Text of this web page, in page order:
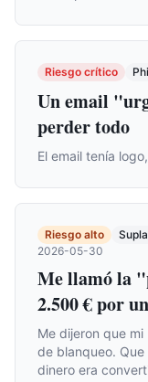
Riesgo crítico
Un email
perder todo
El email tenía
Riesgo alto
2026-05-30
Me llamó la
2.500 € por
Me dijeron que
de blanqueo.
dinero era